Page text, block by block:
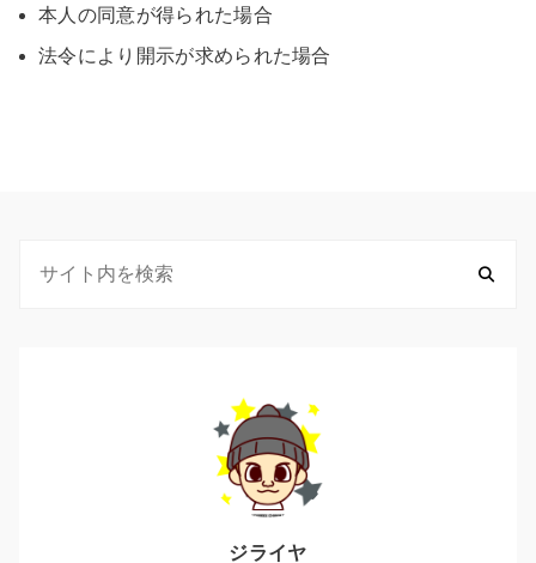
本人の同意が得られた場合
法令により開示が求められた場合
ジライヤ